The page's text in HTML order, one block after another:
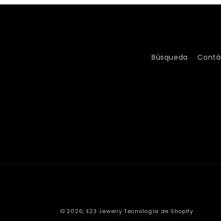
Búsqueda
© 2026, E23 Jewelry Tecnología de Shopify